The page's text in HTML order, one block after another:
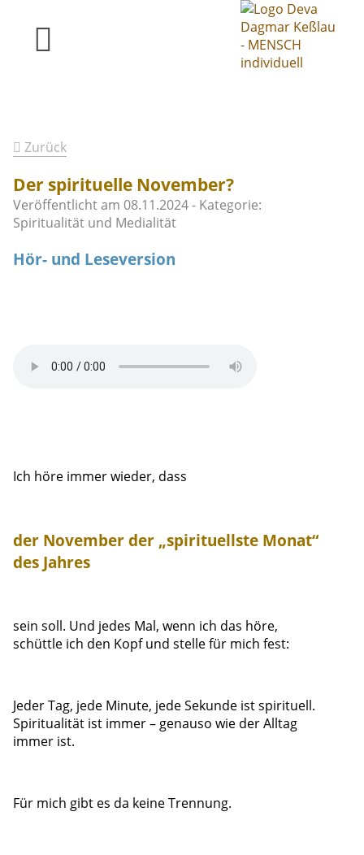
Zurück
Der spirituelle November?
Veröffentlicht am 08.11.2024- Kategorie:
Spiritualität und Medialität
Hör- und Leseversion
Ich höre immer wieder, dass
der November der „spirituellste Monat“
des Jahres
sein soll. Und jedes Mal, wenn ich das höre,
schüttle ich den Kopf und stelle für mich fest:
Jeder Tag, jede Minute, jede Sekunde ist spirituell.
Spiritualität ist immer – genauso wie der Alltag
immer ist.
Für mich gibt es da keine Trennung.